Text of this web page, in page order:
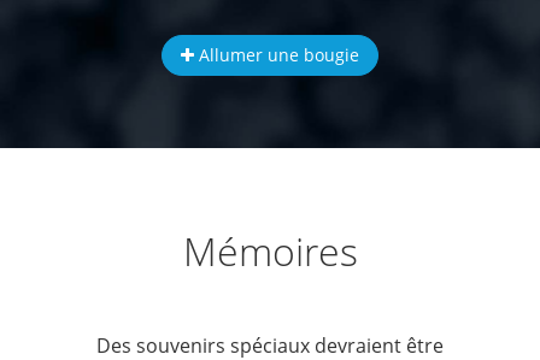
Allumer une bougie
Mémoires
Des souvenirs spéciaux devraient être